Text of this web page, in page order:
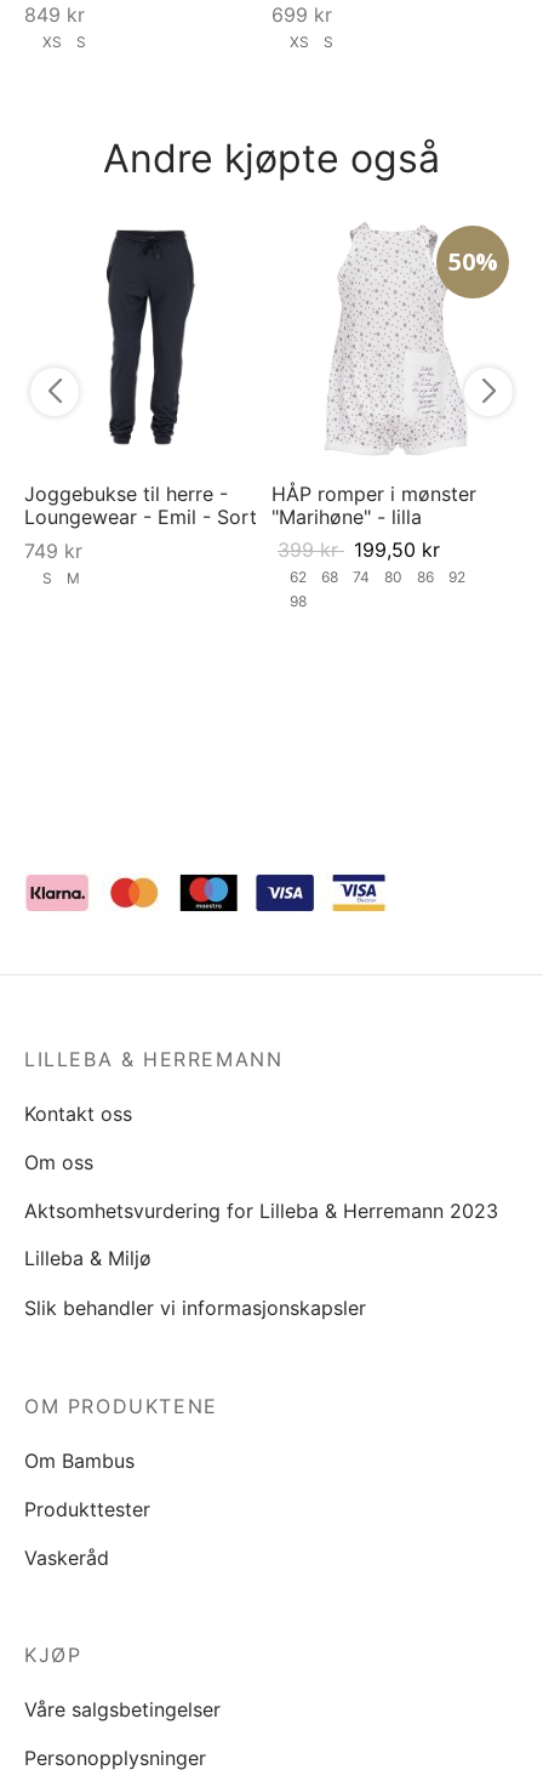
849 kr
XS S
699 kr
XS S
Andre kjøpte også
Joggebukse til herre -
Loungewear - Emil - Sort
749 kr
S M
50%
HÅP romper i mønster
"Marihøne" - lilla
399kr 199,50 kr
62 68 74 80 86
92
98
LILLEBA & HERREMANN
Kontakt oss
Om oss
Aktsomhetsvurdering for Lilleba & Herremann 2023
Lilleba & Miljø
Slik behandler vi informasjonskapsler
OM PRODUKTENE
Om Bambus
Produkttester
Vaskeråd
KJØP
Våre salgsbetingelser
Personopplysninger